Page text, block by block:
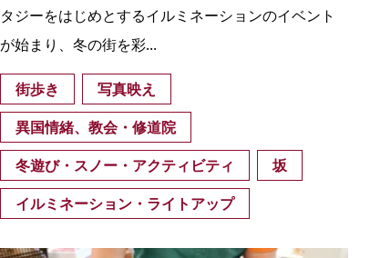
タジーをはじめとするイルミネーションのイベント
が始まり、冬の街を彩...
街歩き
写真映え
異国情緒、教会・修道院
冬遊び・スノー・アクティビティ
坂
イルミネーション・ライトアップ